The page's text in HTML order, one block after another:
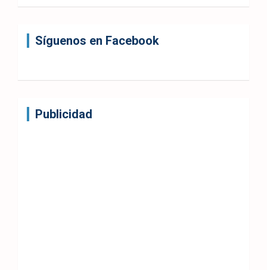
Síguenos en Facebook
Publicidad